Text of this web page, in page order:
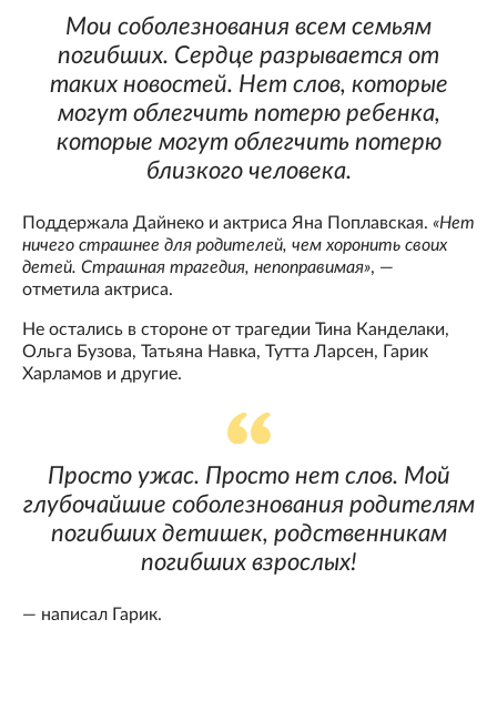
Мои соболезнования всем семьям
погибших. Сердце разрывается от
таких новостей. Нет слов, которые
могут облегчить потерю ребенка,
которые могут облегчить потерю
близкого человека.
Поддержала Дайнеко и актриса Яна Поплавская. «Нет
ничего страшнее для родителей, чем хоронить своих
детей. Страшная трагедия, непоправимая», —
отметила актриса.
Не остались в стороне от трагедии Тина Канделаки,
Ольга Бузова, Татьяна Навка, Тутта Ларсен, Гарик
Харламов и другие.
Просто ужас. Просто нет слов. Мой
глубочайшие соболезнования родителям
погибших детишек, родственникам
погибших взрослых!
— написал Гарик.